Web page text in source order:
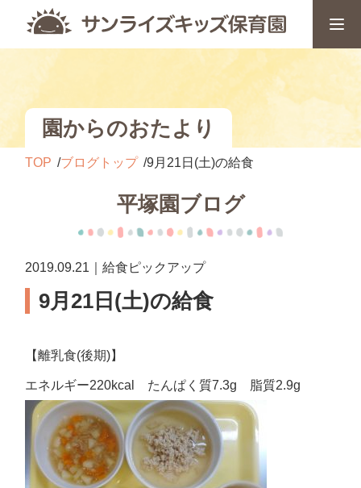
園からのおたより
TOP ブログトップ 9月21日(土)の給食
平塚園ブログ
2019.09.21｜給食ピックアップ
9月21日(土)の給食
【離乳食(後期)】
エネルギー220kcal たんぱく質7.3g 脂質2.9g